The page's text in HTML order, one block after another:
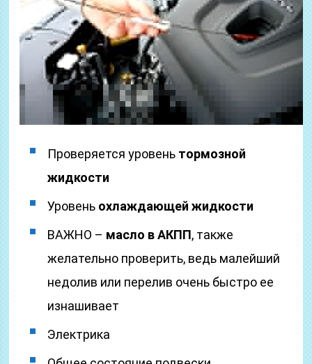
Проверяется уровень тормозной
жидкости
Уровень охлаждающей жидкости
ВАЖНО – масло в АКПП, также
желательно проверить, ведь малейший
недолив или перелив очень быстро ее
изнашивает
Электрика